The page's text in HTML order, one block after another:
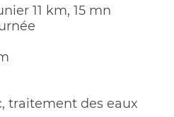
11 km, 15 mn
traitement des eaux